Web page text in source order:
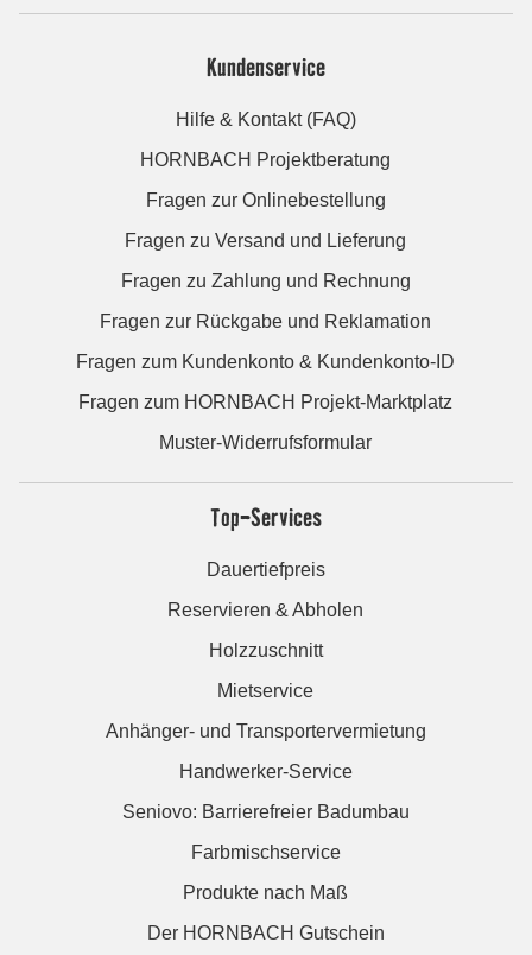
Kundenservice
Hilfe & Kontakt (FAQ)
HORNBACH Projektberatung
Fragen zur Onlinebestellung
Fragen zu Versand und Lieferung
Fragen zu Zahlung und Rechnung
Fragen zur Rückgabe und Reklamation
Fragen zum Kundenkonto & Kundenkonto-ID
Fragen zum HORNBACH Projekt-Marktplatz
Muster-Widerrufsformular
Top-Services
Dauertiefpreis
Reservieren & Abholen
Holzzuschnitt
Mietservice
Anhänger- und Transportervermietung
Handwerker-Service
Seniovo: Barrierefreier Badumbau
Farbmischservice
Produkte nach Maß
Der HORNBACH Gutschein